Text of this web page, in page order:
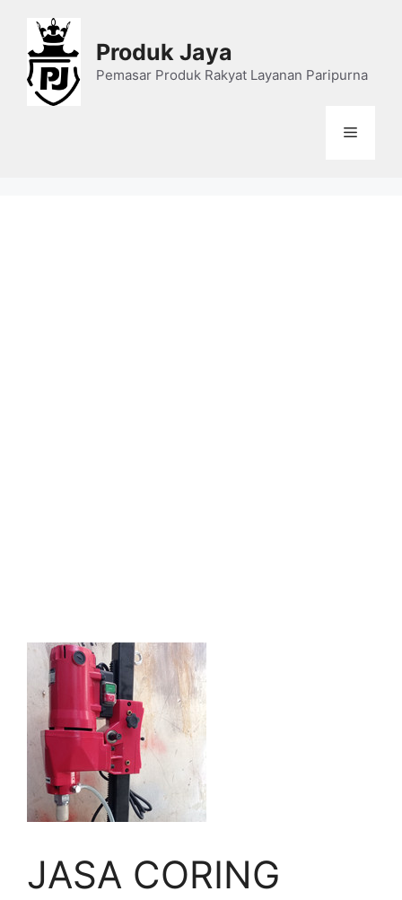
content
Produk Jaya
Pemasar Produk Rakyat Layanan Paripurna
Menu
JASA CORING